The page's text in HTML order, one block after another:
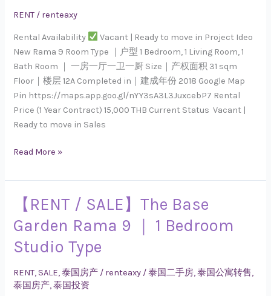
RENT / renteaxy
Rental Availability
Vacant | Ready to move in Project Ideo
New Rama 9 Room Type ｜户型 1 Bedroom, 1 Living Room, 1
Bath Room ｜ 一房一厅一卫一厨 Size｜产权面积 31 sqm
Floor｜楼层 12A Completed in｜建成年份 2018 Google Map
Pin https://maps.app.goo.gl/nYY3sA3L3JuxcebP7 Rental
Price (1 Year Contract) 15,000 THB Current Status Vacant |
Ready to move in Sales
｜
1
Bedroom
Read More »
【RENT / SALE】The Base
Garden Rama 9 ｜ 1 Bedroom
Studio Type
RENT, SALE,泰国房产 / renteaxy /泰国二手房,泰国公寓转售,
泰国房产,泰国投资
【RENT
SALE】
The
Garden
Rama